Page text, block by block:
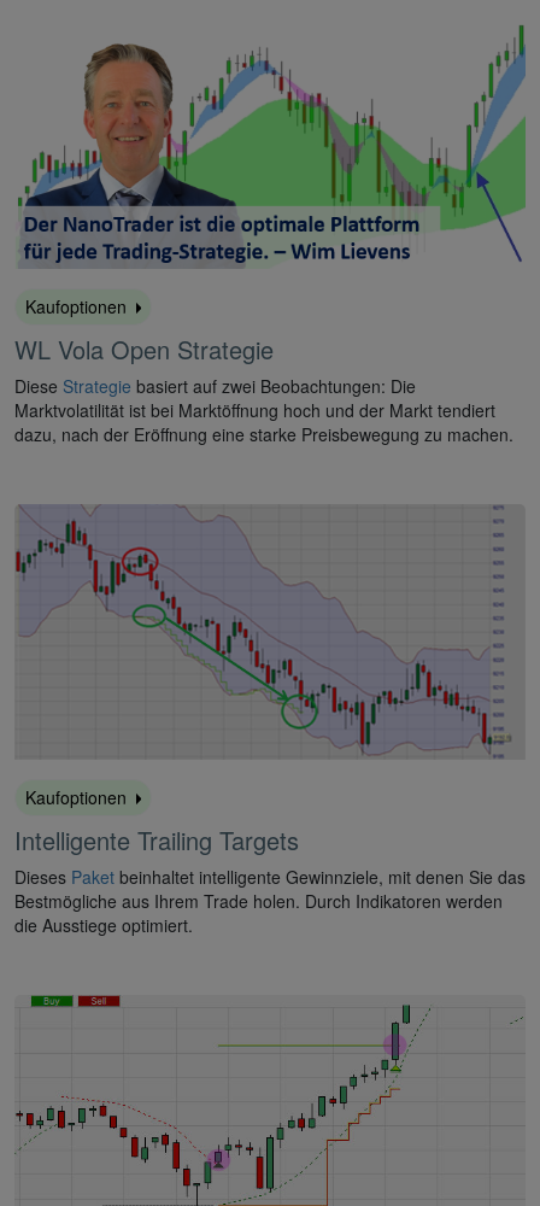
Kaufoptionen
WL Vola Open Strategie
Diese Strategie basiert auf zwei Beobachtungen: Die
Marktvolatilität ist bei Marktöffnung hoch und der Markt tendiert
dazu, nach der Eröffnung eine starke Preisbewegung zu machen.
Kaufoptionen
Intelligente Trailing Targets
Dieses Paket beinhaltet intelligente Gewinnziele, mit denen Sie das
Bestmögliche aus Ihrem Trade holen. Durch Indikatoren werden
die Ausstiege optimiert.